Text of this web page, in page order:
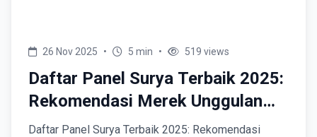
26 Nov 2025 • 5 min • 519 views
Daftar Panel Surya Terbaik 2025:
Rekomendasi Merek Unggulan
untuk Rumah & Bisnis
Daftar Panel Surya Terbaik 2025: Rekomendasi